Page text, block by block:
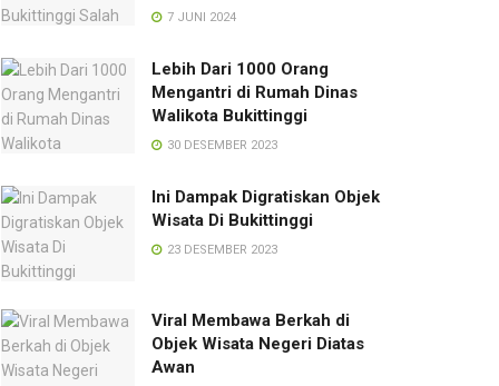
7 JUNI 2024
Lebih Dari 1000 Orang
Mengantri di Rumah Dinas
Walikota Bukittinggi
30 DESEMBER 2023
Ini Dampak Digratiskan Objek
Wisata Di Bukittinggi
23 DESEMBER 2023
Viral Membawa Berkah di
Objek Wisata Negeri Diatas
Awan